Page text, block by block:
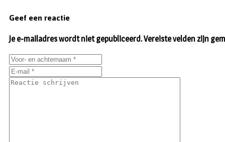
Geef een reactie
Je e-mailadres wordt niet gepubliceerd.Vereiste velden zijn